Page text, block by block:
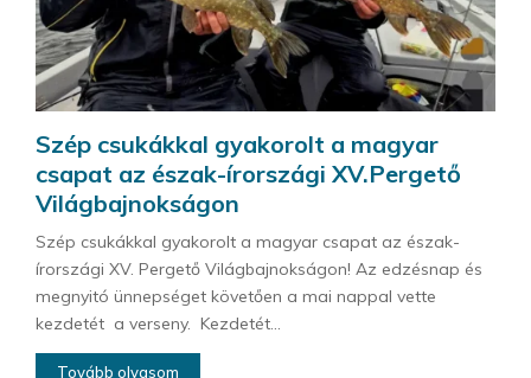
Szép csukákkal gyakorolt a magyar
csapat az észak-írországi XV.Pergető
Világbajnokságon
Szép csukákkal gyakorolt a magyar csapat az észak-
írországi XV. Pergető Világbajnokságon! Az edzésnap és
megnyitó ünnepséget követően a mai nappal vette
kezdetét a verseny. Kezdetét...
Tovább olvasom